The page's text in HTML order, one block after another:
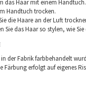
das Haar mit einem
Handtuch trocken.
die Haare an der Luft
Sie das Haar so stylen, wie Sie
der Fabrik farbbehandelt
Färbung erfolgt auf eigenes